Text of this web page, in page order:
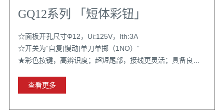
GQ12系列 「短体彩钮」
☆面板开孔尺寸Φ12，Ui:125V，Ith:3A
☆开关为“自复|慢动|单刀单掷（1NO）”
★彩色按键，高辨识度；超短尾部，接线更灵活；具备良好
查看更多